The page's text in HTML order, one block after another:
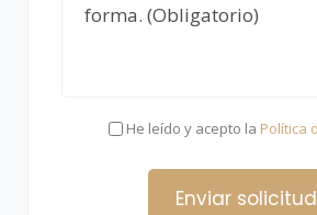
He leído y acepto la Política